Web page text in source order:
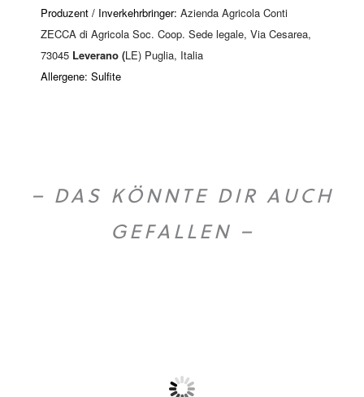
Produzent / Inverkehrbringer: Azienda Agricola Conti
ZECCA di Agricola Soc. Coop. Sede legale, Via Cesarea,
73045 Leverano (LE) Puglia, Italia
Allergene: Sulfite
– DAS KÖNNTE DIR AUCH
GEFALLEN –